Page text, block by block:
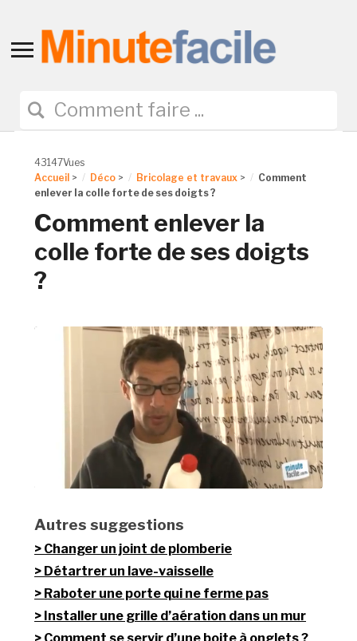
Toggle
navigation
43147Vues
Accueil > Déco > Bricolage et travaux >
Comment
enlever la colle forte de ses doigts ?
Comment enlever la
colle forte de ses doigts
?
Autres suggestions
Changer un joint de plomberie
Détartrer un lave-vaisselle
Raboter une porte qui ne ferme pas
Installer une grille d’aération dans un mur